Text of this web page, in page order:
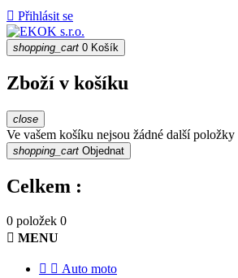
 Přihlásit se
shopping_cart 0 Košík
Zboží v košíku
close
Ve vašem košíku nejsou žádné další položky
shopping_cart Objednat
Celkem :
0 položek 0
 MENU
  Auto moto